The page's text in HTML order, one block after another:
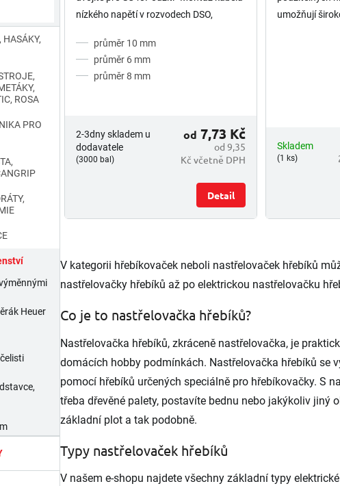
HASÁKY,
ROSA
PRO
Heuer
nízkého napětí v rozvodech DSO,
rozvodechVlastnosti a výhody• Díky...
průměr 10 mm
průměr 6 mm
průměr 8 mm
2-3dny skladem u
dodavatele
(3000 bal)
od 9,35
Kč včetně DPH
od 7,73 Kč
Detail
umožňují
Skladem
(1 ks)
V kategorii hřebíkovaček neboli nastřelovaček hřebíků
nastřelovačky hřebíků až po elektrickou nastřelovačku
Co je to nastřelovačka hřebíků?
Nastřelovačka hřebíků, zkráceně nastřelovačka, je
domácích hobby podmínkách. Nastřelovačka hřebíků se
pomocí hřebíků určených speciálně pro hřebíkovačky. S
třeba dřevěné palety, postavíte bednu nebo jakýkoliv jiný
základní plot a tak podobně.
Typy nastřelovaček hřebíků
V našem e-shopu najdete všechny základní typy